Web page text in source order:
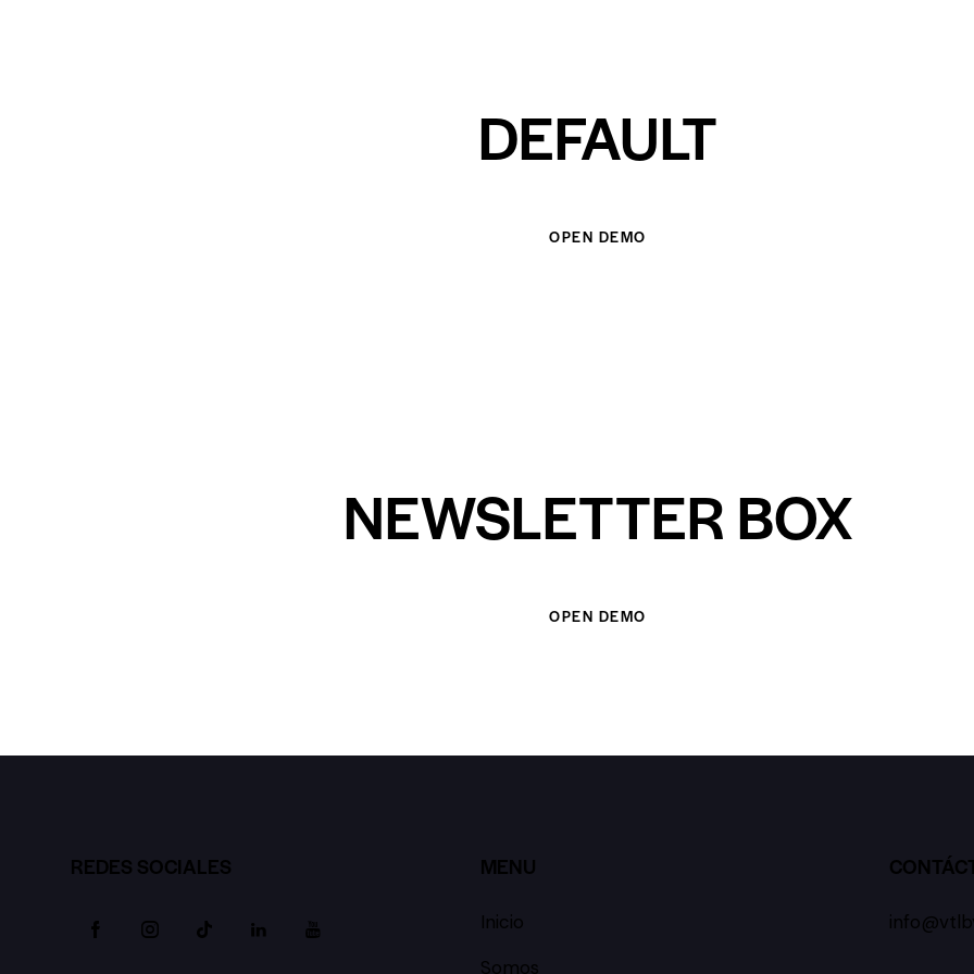
DEFAULT
OPEN DEMO
NEWSLETTER BOX
OPEN DEMO
REDES SOCIALES MENU
Inicio
Somos